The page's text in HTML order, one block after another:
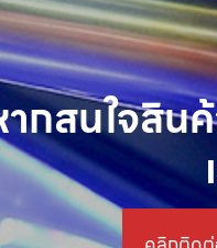
กสนใจสิน